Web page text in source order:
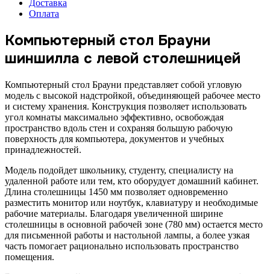
Доставка
Оплата
Компьютерный стол Брауни
шиншилла с левой столешницей
Компьютерный стол Брауни представляет собой угловую
модель с высокой надстройкой, объединяющей рабочее место
и систему хранения. Конструкция позволяет использовать
угол комнаты максимально эффективно, освобождая
пространство вдоль стен и сохраняя большую рабочую
поверхность для компьютера, документов и учебных
принадлежностей.
Модель подойдет школьнику, студенту, специалисту на
удаленной работе или тем, кто оборудует домашний кабинет.
Длина столешницы 1450 мм позволяет одновременно
разместить монитор или ноутбук, клавиатуру и необходимые
рабочие материалы. Благодаря увеличенной ширине
столешницы в основной рабочей зоне (780 мм) остается место
для письменной работы и настольной лампы, а более узкая
часть помогает рационально использовать пространство
помещения.